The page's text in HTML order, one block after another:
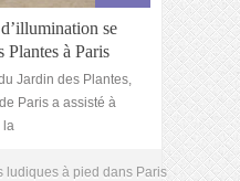
se
Plantes à Paris
Jardin des Plantes,
Paris a assisté à
la
ludiques à pied dans Paris